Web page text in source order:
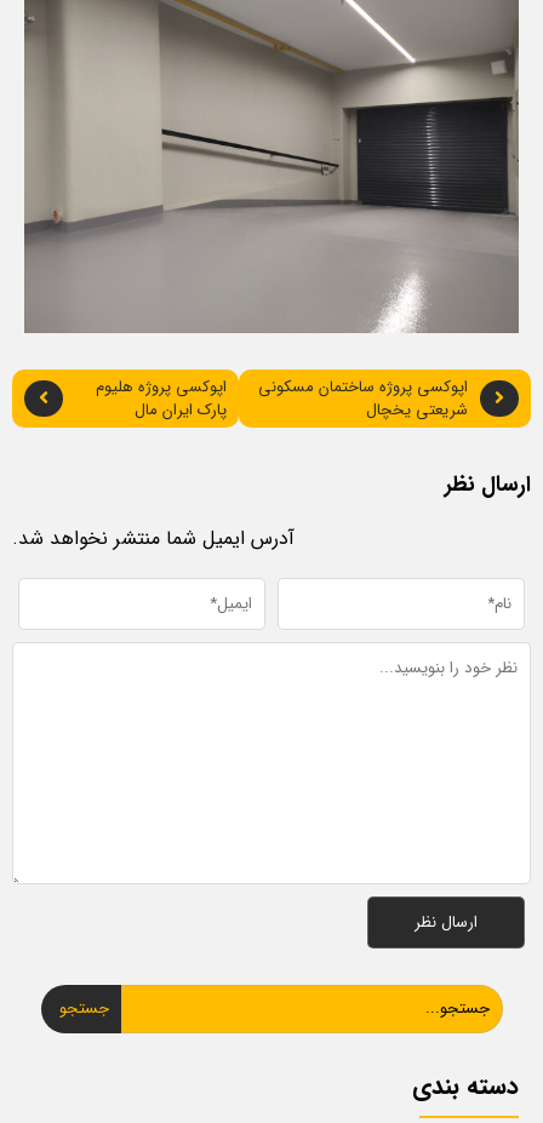
اپوکسی پروژه ساختمان مسکونی
شریعتی یخچال
اپوکسی پروژه هلیوم
پارک ایران مال
ارسال نظر
آدرس ایمیل شما منتشر نخواهد شد.
جستجو
دسته بندی